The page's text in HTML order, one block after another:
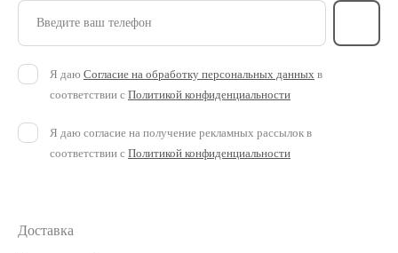
Доставка
Введите ваш телефон
Я даю Согласие на обработку персональных данных в
соответствии с Политикой конфиденциальности
Я даю согласие на получение рекламных рассылок в
соответствии с Политикой конфиденциальности